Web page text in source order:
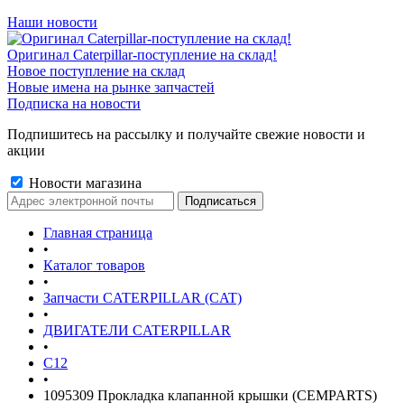
Наши новости
Оригинал Caterpillar-поступление на склад!
Новое поступление на склад
Новые имена на рынке запчастей
Подписка на новости
Подпишитесь на рассылку и получайте свежие новости и
акции
Новости магазина
Главная страница
•
Каталог товаров
•
Запчасти CATERPILLAR (CAT)
•
ДВИГАТЕЛИ CATERPILLAR
•
С12
•
1095309 Прокладка клапанной крышки (CEMPARTS)